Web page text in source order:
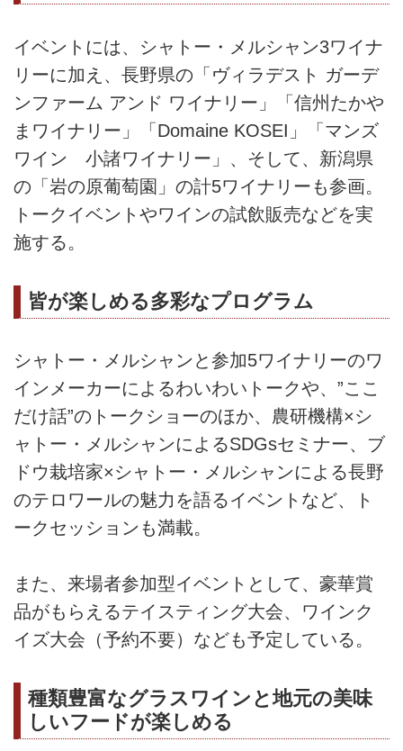
イベントには、シャトー・メルシャン3ワイナ
リーに加え、長野県の「ヴィラデスト ガーデ
ンファーム アンド ワイナリー」「信州たかや
まワイナリー」「Domaine KOSEI」「マンズ
ワイン 小諸ワイナリー」、そして、新潟県
の「岩の原葡萄園」の計5ワイナリーも参画。
トークイベントやワインの試飲販売などを実
施する。
皆が楽しめる多彩なプログラム
シャトー・メルシャンと参加5ワイナリーのワ
インメーカーによるわいわいトークや、”ここ
だけ話”のトークショーのほか、農研機構×シ
ャトー・メルシャンによるSDGsセミナー、ブ
ドウ栽培家×シャトー・メルシャンによる長野
のテロワールの魅力を語るイベントなど、ト
ークセッションも満載。
また、来場者参加型イベントとして、豪華賞
品がもらえるテイスティング大会、ワインク
イズ大会（予約不要）なども予定している。
種類豊富なグラスワインと地元の美味
しいフードが楽しめる